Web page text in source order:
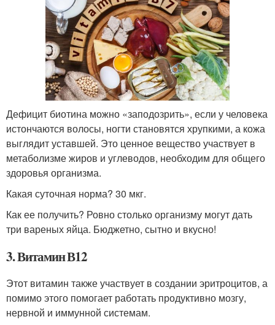
Дефицит биотина можно «заподозрить», если у человека
истончаются волосы, ногти становятся хрупкими, а кожа
выглядит уставшей. Это ценное вещество участвует в
метаболизме жиров и углеводов, необходим для общего
здоровья организма.
Какая суточная норма? 30 мкг.
Как ее получить? Ровно столько организму могут дать
три вареных яйца. Бюджетно, сытно и вкусно!
3. Витамин В12
Этот витамин также участвует в создании эритроцитов, а
помимо этого помогает работать продуктивно мозгу,
нервной и иммунной системам.